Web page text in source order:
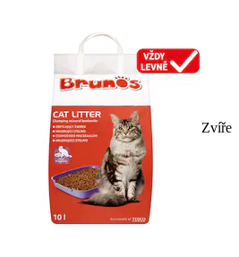
Zvíře